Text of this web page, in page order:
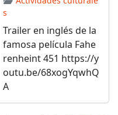
s
Trailer en inglés de la
famosa película Fahe
renheint 451 https://y
outu.be/68xogYqwhQ
A